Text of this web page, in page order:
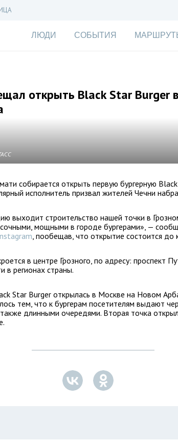
ЛЮДИ СОБЫТИЯ
открыть Black Star Burger
собирается открыть первую бургерную
исполнитель призвал жителей Чечни
выходит строительство нашей точки в
мощными в городе бургерами», —
, пообещав, что открытие состоится до
в центре Грозного, по адресу: проспект
в регионах страны.
Star Burger открылась в Москве на Новом
тем, что к бургерам посетителям выдают
также длинными очередями. Вторая точка